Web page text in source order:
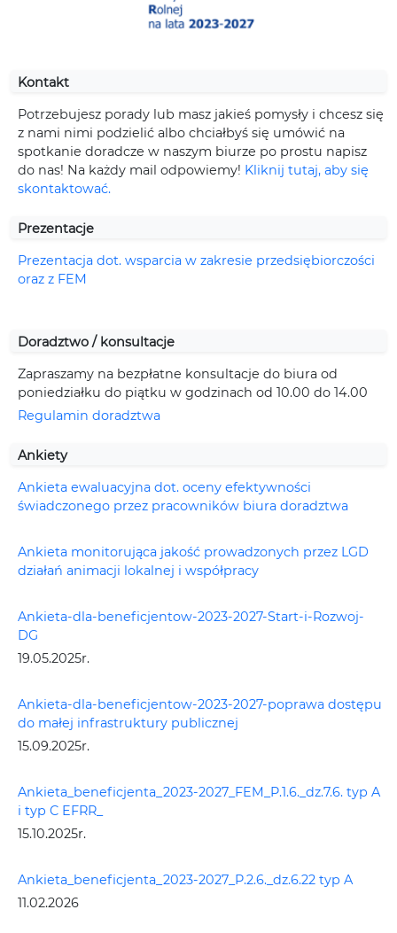
Kontakt
Potrzebujesz porady lub masz jakieś pomysły i chcesz się
z nami nimi podzielić albo chciałbyś się umówić na
spotkanie doradcze w naszym biurze po prostu napisz
do nas! Na każdy mail odpowiemy! Kliknij tutaj, aby się
skontaktować.
Prezentacje
Prezentacja dot. wsparcia w zakresie przedsiębiorczości
oraz z FEM
Doradztwo / konsultacje
Zapraszamy na bezpłatne konsultacje do biura od
poniedziałku do piątku w godzinach od 10.00 do 14.00
Regulamin doradztwa
Ankiety
Ankieta ewaluacyjna dot. oceny efektywności
świadczonego przez pracowników biura doradztwa
Ankieta monitorująca jakość prowadzonych przez LGD
działań animacji lokalnej i współpracy
Ankieta-dla-beneficjentow-2023-2027-Start-i-Rozwoj-
DG
19.05.2025r.
Ankieta-dla-beneficjentow-2023-2027-poprawa dostępu
do małej infrastruktury publicznej
15.09.2025r.
Ankieta_beneficjenta_2023-2027_FEM_P.1.6._dz.7.6. typ A
i typ C EFRR_
15.10.2025r.
Ankieta_beneficjenta_2023-2027_P.2.6._dz.6.22 typ A
11.02.2026